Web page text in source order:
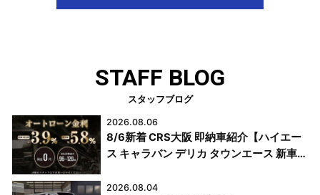
STAFF BLOG
スタッフブログ
2026.08.06
8/6新着 CRS大阪 即納車紹介【ハイエー
ス キャラバン デリカ タウンエース 新車
2026.08.04